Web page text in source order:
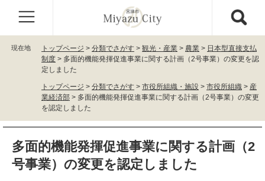
文
現在地 トップページ > 分類でさがす > 観光・産業 > 農業 > 日本型直接支払
制度 > 多面的機能発揮促進事業に関する計画（2号事業）の変更を認
定しました
トップページ > 分類でさがす > 市役所組織・施設 > 市役所組織 > 産
業経済部 > 多面的機能発揮促進事業に関する計画（2号事業）の変更
を認定しました
多面的機能発揮促進事業に関する計画（2
号事業）の変更を認定しました